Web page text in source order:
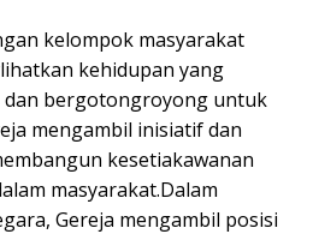
kelompok masyarakat
kehidupan yang
dan bergotongroyong untuk
mengambil inisiatif dan
kesetiakawanan
masyarakat.Dalam
Gereja mengambil posisi